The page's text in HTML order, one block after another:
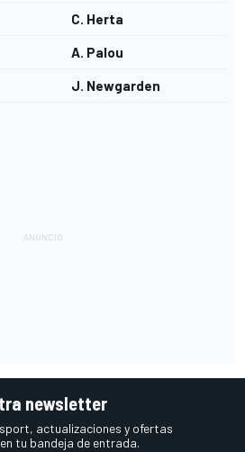
C. Herta
A. Palou
J. Newgarden
newsletter
actualizaciones y ofertas
tu bandeja de entrada.